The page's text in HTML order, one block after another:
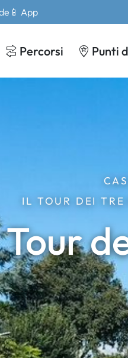
📱 App
Percorsi Punti
IL TOUR DEI TRE
Tour